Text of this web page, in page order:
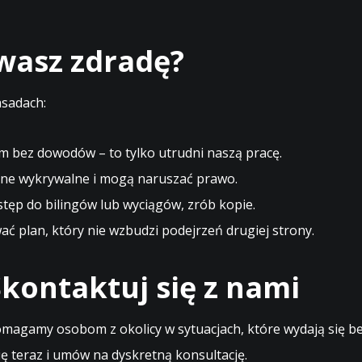
zdradę?
dowodów – to tylko utrudni naszą pracę.
wykrywalne i mogą naruszać prawo.
do bilingów lub wyciągów, zrób kopie.
plan, który nie wzbudzi podejrzeń drugiej strony.
się z nami
osobom z okolicy w sytuacjach, które wydają się
teraz i umów na dyskretną konsultację.